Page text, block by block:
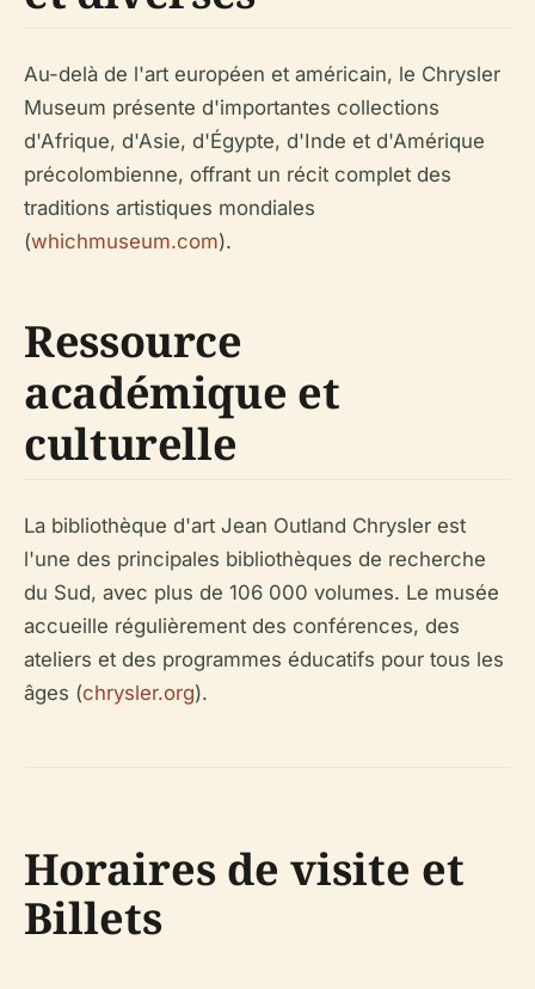
Au-delà de l'art européen et américain, le Chrysler
Museum présente d'importantes collections
d'Afrique, d'Asie, d'Égypte, d'Inde et d'Amérique
précolombienne, offrant un récit complet des
traditions artistiques mondiales
(whichmuseum.com).
Ressource
académique et
culturelle
La bibliothèque d'art Jean Outland Chrysler est
l'une des principales bibliothèques de recherche
du Sud, avec plus de 106 000 volumes. Le musée
accueille régulièrement des conférences, des
ateliers et des programmes éducatifs pour tous les
âges (chrysler.org).
Horaires de visite et
Billets